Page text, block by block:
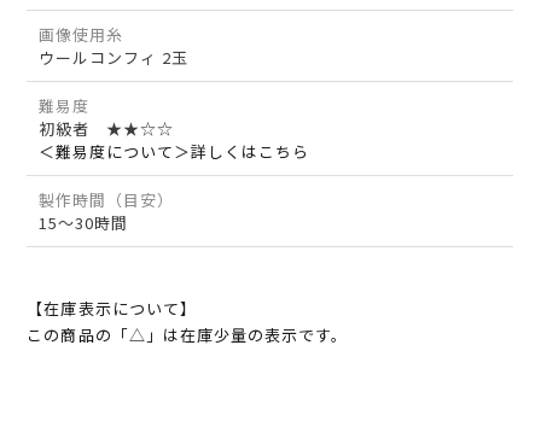
画像使用糸
ウールコンフィ 2玉
難易度
初級者 ★★☆☆
＜難易度について＞詳しくはこちら
製作時間（目安）
15～30時間
【在庫表示について】
この商品の「△」は在庫少量の表示です。